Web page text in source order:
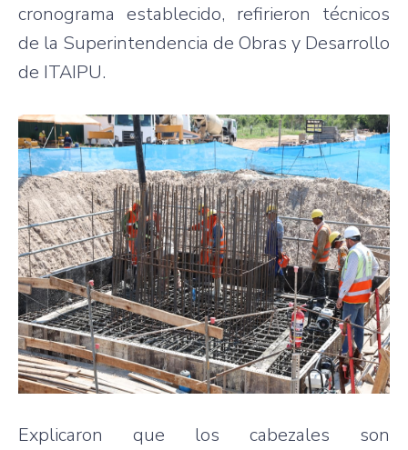
cronograma establecido, refirieron técnicos
de la Superintendencia de Obras y Desarrollo
de ITAIPU.
Explicaron que los cabezales son